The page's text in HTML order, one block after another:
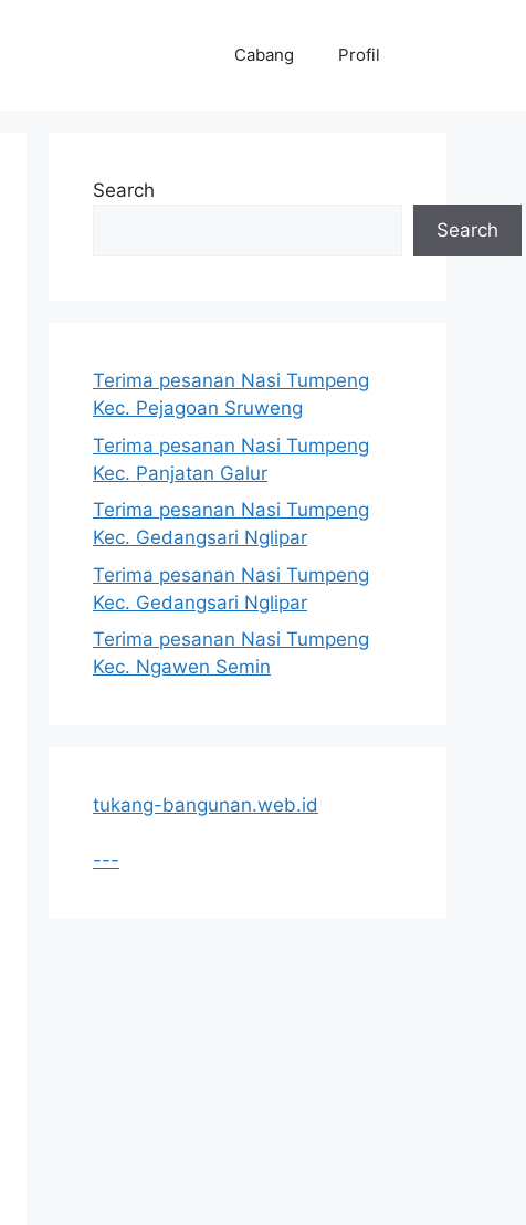
Cabang Profil
Search
Search
Terima pesanan Nasi Tumpeng
Kec. Pejagoan Sruweng
Terima pesanan Nasi Tumpeng
Kec. Panjatan Galur
Terima pesanan Nasi Tumpeng
Kec. Gedangsari Nglipar
Terima pesanan Nasi Tumpeng
Kec. Gedangsari Nglipar
Terima pesanan Nasi Tumpeng
Kec. Ngawen Semin
tukang-bangunan.web.id
---